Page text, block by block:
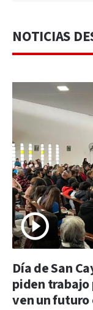
NOTICIAS
Día de San
piden trabajo
ven un futuro